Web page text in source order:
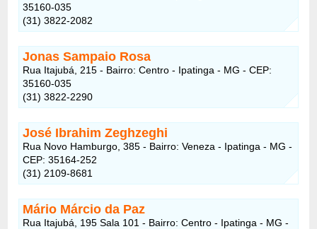
35160-035
(31) 3822-2082
Jonas Sampaio Rosa
Rua Itajubá, 215 - Bairro: Centro - Ipatinga - MG - CEP:
35160-035
(31) 3822-2290
José Ibrahim Zeghzeghi
Rua Novo Hamburgo, 385 - Bairro: Veneza - Ipatinga - MG -
CEP: 35164-252
(31) 2109-8681
Mário Márcio da Paz
Rua Itajubá, 195 Sala 101 - Bairro: Centro - Ipatinga - MG -